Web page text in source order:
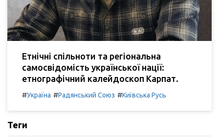
Етнічні спільноти та регіональна
самосвідомість української нації:
етнографічний калейдоскоп Карпат.
#Україна #Радянський Союз #Київська Русь
Теги